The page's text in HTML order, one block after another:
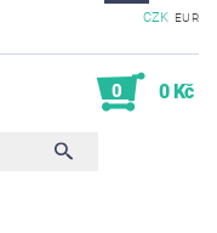
CZK EUR
0 0 Kč